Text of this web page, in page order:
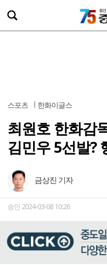
스포츠 한화이글스
최원호 한화감
김민우 5선발?
금상진 기자
승인 2024-03-08 10:26